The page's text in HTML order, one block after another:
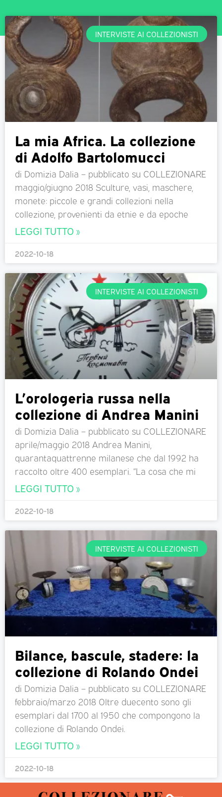
INTERVISTE AI COLLEZIONISTI
La mia Africa. La collezione
di Adolfo Bartolomucci
di Domizia Dalia – pubblicato su COLLEZIONARE
maggio/giugno 2018 Sculture, vasi, maschere,
monete: piccole e grandi collezioni nella
collezione, provenienti da etnie e da epoche
LEGGI TUTTO »
2022-10-18
INTERVISTE AI COLLEZIONISTI
L’orologeria russa nella
collezione di Andrea Manini
di Domizia Dalia – pubblicato su COLLEZIONARE
aprile/maggio 2018 Andrea Manini,
quarantaquattrenne milanese che dal 1992 ha
raccolto oltre 400 esemplari. “La cosa che mi
LEGGI TUTTO »
2022-10-18
INTERVISTE AI COLLEZIONISTI
Bilance, bascule, stadere: la
collezione di Rolando Ondei
di Domizia Dalia – pubblicato su COLLEZIONARE
febbraio/marzo 2018 Oltre duecento sono gli
esemplari dal 1700 al 1950 che compongono la
collezione di Rolando Ondei.
LEGGI TUTTO »
2022-10-18